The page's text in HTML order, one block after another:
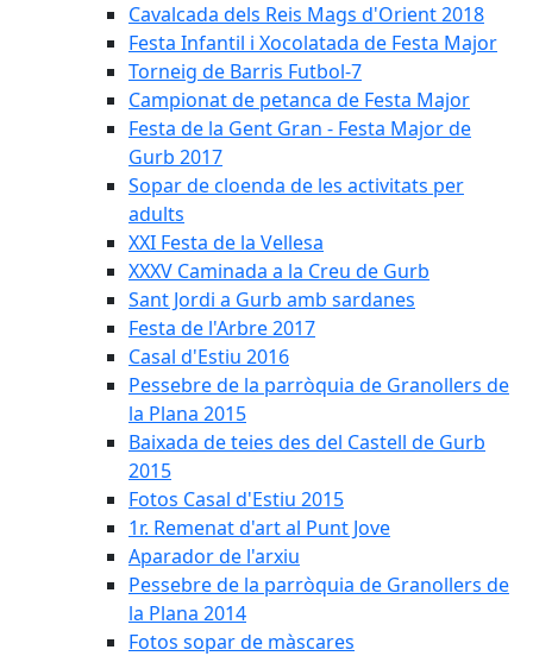
Cavalcada dels Reis Mags d'Orient 2018
Festa Infantil i Xocolatada de Festa Major
Torneig de Barris Futbol-7
Campionat de petanca de Festa Major
Festa de la Gent Gran - Festa Major de
Gurb 2017
Sopar de cloenda de les activitats per
adults
XXI Festa de la Vellesa
XXXV Caminada a la Creu de Gurb
Sant Jordi a Gurb amb sardanes
Festa de l'Arbre 2017
Casal d'Estiu 2016
Pessebre de la parròquia de Granollers de
la Plana 2015
Baixada de teies des del Castell de Gurb
2015
Fotos Casal d'Estiu 2015
1r. Remenat d'art al Punt Jove
Aparador de l'arxiu
Pessebre de la parròquia de Granollers de
la Plana 2014
Fotos sopar de màscares